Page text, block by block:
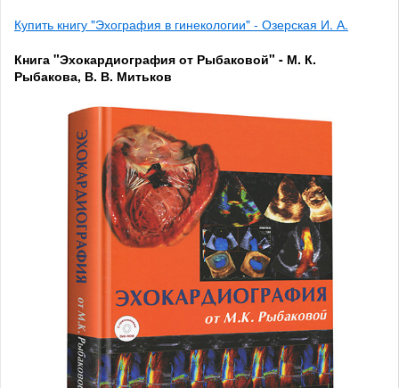
Купить книгу "Эхография в гинекологии" - Озерская И. А.
Книга "Эхокардиография от Рыбаковой" - М. К.
Рыбакова, В. В. Митьков